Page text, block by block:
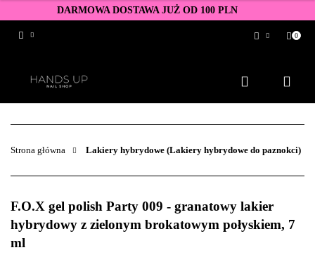
DARMOWA DOSTAWA JUŻ OD 100 PLN
Zarejestruj się
Dodaj zgłoszenie
Zgody cookies
0
Strona główna Lakiery hybrydowe (Lakiery hybrydowe do paznokci)
F.O.X gel polish Party 009 - granatowy lakier
hybrydowy z zielonym brokatowym połyskiem, 7
ml